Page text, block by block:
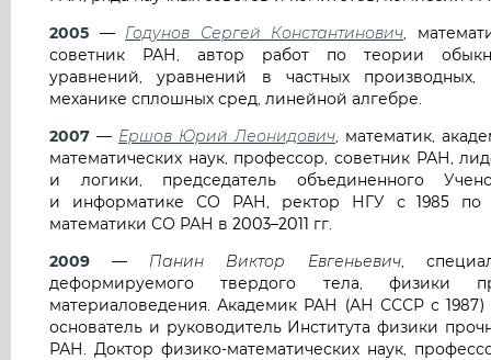
2005 — Годунов Сергей Константинович ,
советник РАН, автор работ по теории
уравнений, уравнений в частных производных,
механике сплошных сред, линейной алгебре.
2007 — Ершов Юрий Леонидович , математик,
математических наук, профессор, советник РАН,
и логики, председатель объединенного
и информатике СО РАН, ректор НГУ с 1985 по
математики СО РАН в 2003–2011 гг.
2009 — Панин Виктор Евгеньевич,
деформируемого твердого тела, физики
материаловедения. Академик РАН (АН СССР с 1987)
основатель и руководитель Института физики
РАН. Доктор физико-математических наук,